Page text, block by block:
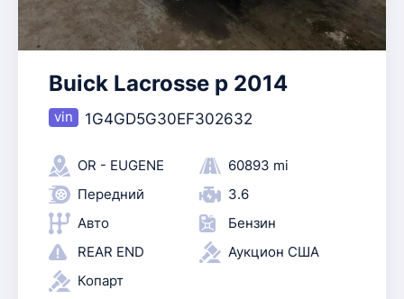
Buick Lacrosse p 2014
1G4GD5G30EF302632
OR - EUGENE
60893 mi
Передний
3.6
Авто
Бензин
REAR END
Аукцион США
Копарт